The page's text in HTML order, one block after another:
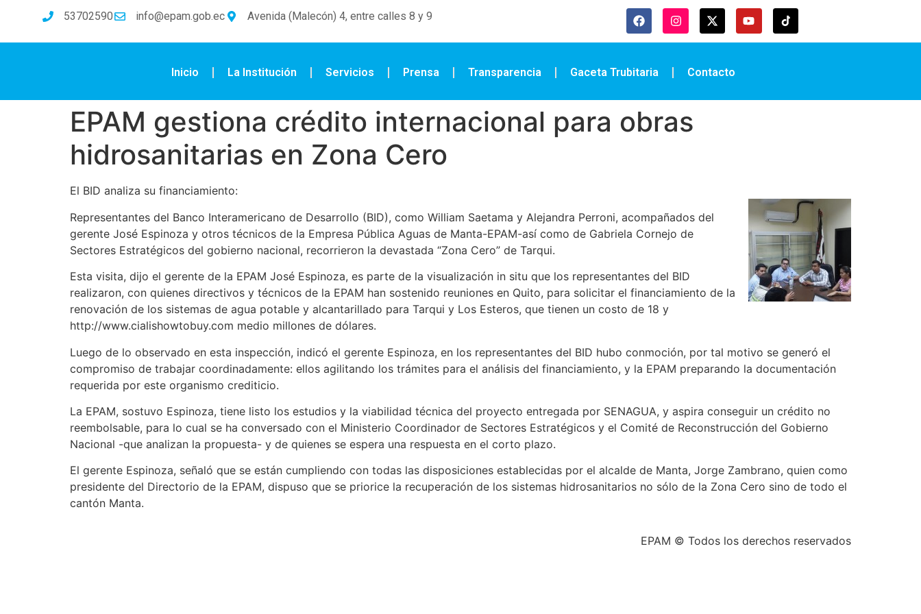
53702590 info@epam.gob.ec Avenida (Malecón) 4, entre calles 8 y 9
Inicio La Institución Servicios Prensa Transparencia Gaceta Trubitaria Contacto
EPAM gestiona crédito internacional para obras
hidrosanitarias en Zona Cero
El BID analiza su financiamiento:
Representantes del Banco Interamericano de Desarrollo (BID), como William Saetama y Alejandra Perroni, acompañados del
gerente José Espinoza y otros técnicos de la Empresa Pública Aguas de Manta-EPAM-así como de Gabriela Cornejo de
Sectores Estratégicos del gobierno nacional, recorrieron la devastada “Zona Cero” de Tarqui.
Esta visita, dijo el gerente de la EPAM José Espinoza, es parte de la visualización in situ que los representantes del BID
realizaron, con quienes directivos y técnicos de la EPAM han sostenido reuniones en Quito, para solicitar el financiamiento de la
renovación de los sistemas de agua potable y alcantarillado para Tarqui y Los Esteros, que tienen un costo de 18 y
http://www.cialishowtobuy.com medio millones de dólares.
Luego de lo observado en esta inspección, indicó el gerente Espinoza, en los representantes del BID hubo conmoción, por tal motivo se generó el
compromiso de trabajar coordinadamente: ellos agilitando los trámites para el análisis del financiamiento, y la EPAM preparando la documentación
requerida por este organismo crediticio.
La EPAM, sostuvo Espinoza, tiene listo los estudios y la viabilidad técnica del proyecto entregada por SENAGUA, y aspira conseguir un crédito no
reembolsable, para lo cual se ha conversado con el Ministerio Coordinador de Sectores Estratégicos y el Comité de Reconstrucción del Gobierno
Nacional -que analizan la propuesta- y de quienes se espera una respuesta en el corto plazo.
El gerente Espinoza, señaló que se están cumpliendo con todas las disposiciones establecidas por el alcalde de Manta, Jorge Zambrano, quien como
presidente del Directorio de la EPAM, dispuso que se priorice la recuperación de los sistemas hidrosanitarios no sólo de la Zona Cero sino de todo el
cantón Manta.
EPAM © Todos los derechos reservados